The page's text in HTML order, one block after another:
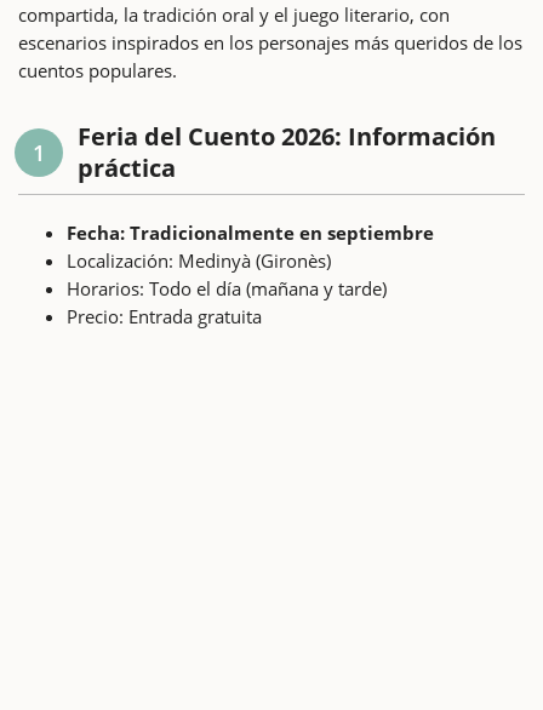
compartida, la tradición oral y el juego literario, con
escenarios inspirados en los personajes más queridos de los
cuentos populares.
1
Feria del Cuento 2026: Información
práctica
Fecha: Tradicionalmente en septiembre
Localización: Medinyà (Gironès)
Horarios: Todo el día (mañana y tarde)
Precio: Entrada gratuita